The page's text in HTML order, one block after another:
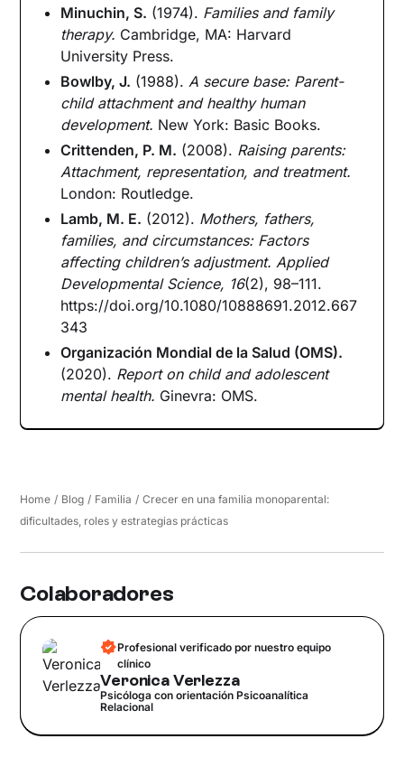
Minuchin, S. (1974). Families and family
therapy. Cambridge, MA: Harvard
University Press.
Bowlby, J. (1988).A secure base: Parent-
child attachment and healthy human
development. New York: Basic Books.
Crittenden, P. M. (2008). Raising parents:
Attachment, representation, and treatment.
London: Routledge.
Lamb, M. E. (2012). Mothers, fathers,
families, and circumstances: Factors
affecting children’s adjustment. Applied
Developmental Science, 16(2), 98–111.
https://doi.org/10.1080/10888691.2012.667
343
Organización Mondial de la Salud (OMS).
(2020). Report on child and adolescent
mental health. Ginevra: OMS.
Home / Blog / Familia / Crecer en una familia monoparental:
dificultades, roles y estrategias prácticas
Colaboradores
Profesional verificado por nuestro equipo
clínico
Veronica Verlezza
Psicóloga con orientación Psicoanalítica
Relacional